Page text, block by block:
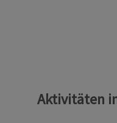
Aktivitäten